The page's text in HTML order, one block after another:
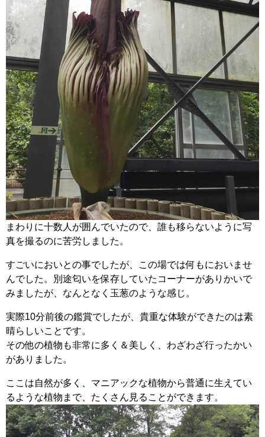
まわりに十数人が囲んでいたので、誰も移らないように写
真を撮るのに苦労しました。
すごいにおいとの事でしたが、この場では何もにおいませ
んでした。別途匂いを保存していたコーナーがありかいで
みましたが、なんとなく玉葱のような感じ。
実際10分前後の鑑賞でしたが、貴重な体験ができたのは素
晴らしいことです。
その他の植物も非常に多く＆美しく、わざわざ行ったかい
がありました。
ここは自然が多く、マニアックな植物から普通に生えてい
るような植物まで、たくさん見ることができます。